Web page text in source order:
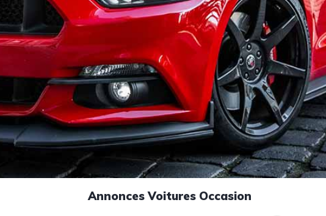
Annonces Voitures Occasion